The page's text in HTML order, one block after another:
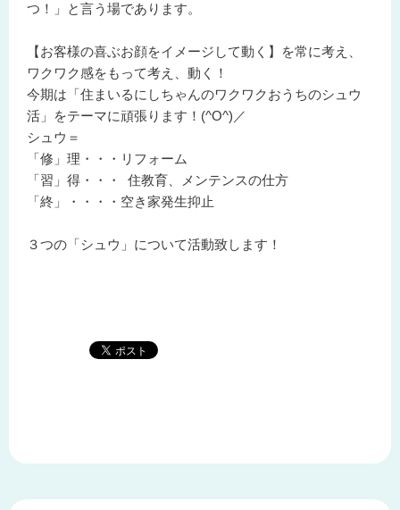
つ！」と言う場であります。
【お客様の喜ぶお顔をイメージして動く】を常に考え、
ワクワク感をもって考え、動く！
今期は「住まいるにしちゃんのワクワクおうちのシュウ
活」をテーマに頑張ります！(^O^)／
シュウ＝
「修」理・・・リフォーム
「習」得・・・ 住教育、メンテンスの仕方
「終」・・・・空き家発生抑止
３つの「シュウ」について活動致します！